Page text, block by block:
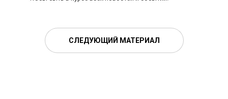
СЛЕДУЮЩИЙ МАТЕРИАЛ